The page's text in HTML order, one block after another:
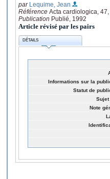
par Lequime, Jean
Référence Acta cardiologica,
Publication Publié, 1992
Article révisé par les pairs
DÉTAILS
Informations sur la
Statut de
Sujet
Note